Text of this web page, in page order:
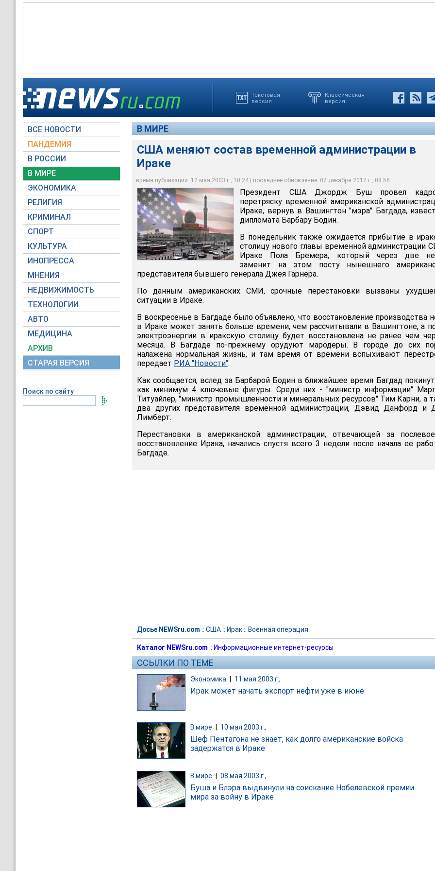
Текстовая
версия
Классическая
версия
ВСЕ НОВОСТИ
ПАНДЕМИЯ
В РОССИИ
В МИРЕ
ЭКОНОМИКА
РЕЛИГИЯ
КРИМИНАЛ
СПОРТ
КУЛЬТУРА
ИНОПРЕССА
МНЕНИЯ
НЕДВИЖИМОСТЬ
ТЕХНОЛОГИИ
АВТО
МЕДИЦИНА
АРХИВ
СТАРАЯ ВЕРСИЯ
Поиск по сайту
В МИРЕ
США меняют состав временной администрации в
Ираке
время публикации: 12 мая 2003 г., 10:24 | последнее обновление: 07 декабря 2017 г., 08:56
США меняют состав временной администрации в Ираке
Архив NEWSru.com
Президент США Джордж Буш провел
перетряску временной американской
Ираке, вернув в Вашингтон "мэра" Багдада,
дипломата Барбару Бодин.
В понедельник также ожидается прибытие в
столицу нового главы временной администрации
Ираке Пола Бремера, который через две
заменит на этом посту нынешнего
представителя бывшего генерала Джея Гарнера.
По данным американских СМИ, срочные перестановки вызваны
ситуации в Ираке.
В воскресенье в Багдаде было объявлено, что восстановление производства
в Ираке может занять больше времени, чем рассчитывали в Вашингтоне, а
электроэнергии в иракскую столицу будет восстановлена не ранее чем
месяца. В Багдаде по-прежнему орудуют мародеры. В городе до сих
налажена нормальная жизнь, и там время от времени вспыхивают
передает РИА "Новости".
Как сообщается, вслед за Барбарой Бодин в ближайшее время Багдад
как минимум 4 ключевые фигуры. Среди них - "министр информации"
Титуайлер, "министр промышленности и минеральных ресурсов" Тим Карни, а
два других представителя временной администрации, Дэвид Данфорд и
Лимберт.
Перестановки в американской администрации, отвечающей за
восстановление Ирака, начались спустя всего 3 недели после начала ее
Багдаде.
Досье NEWSru.com :: США:: Ирак:: Военная операция
Каталог NEWSru.com :: Информационные интернет-ресурсы
ССЫЛКИ ПО ТЕМЕ
Экономика 11 мая 2003 г.,
Ирак может начать экспорт нефти уже в июне
В мире 10 мая 2003 г.,
Шеф Пентагона не знает, как долго американские войска
задержатся в Ираке
В мире 08 мая 2003 г.,
Буша и Блэра выдвинули на соискание Нобелевской премии
мира за войну в Ираке